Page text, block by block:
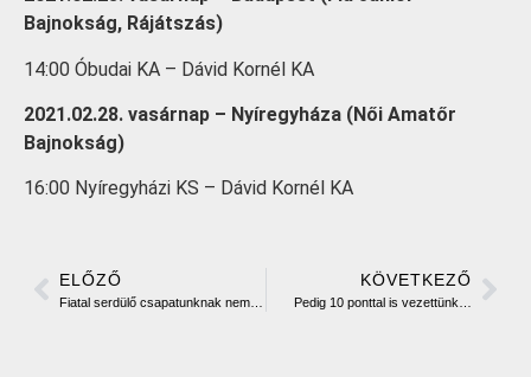
Bajnokság, Rájátszás)
14:00 Óbudai KA – Dávid Kornél KA
2021.02.28. vasárnap – Nyíregyháza (Női Amatőr
Bajnokság)
16:00 Nyíregyházi KS – Dávid Kornél KA
ELŐZŐ KÖVETKEZŐ
Pedig 10 ponttal is vezettünk…